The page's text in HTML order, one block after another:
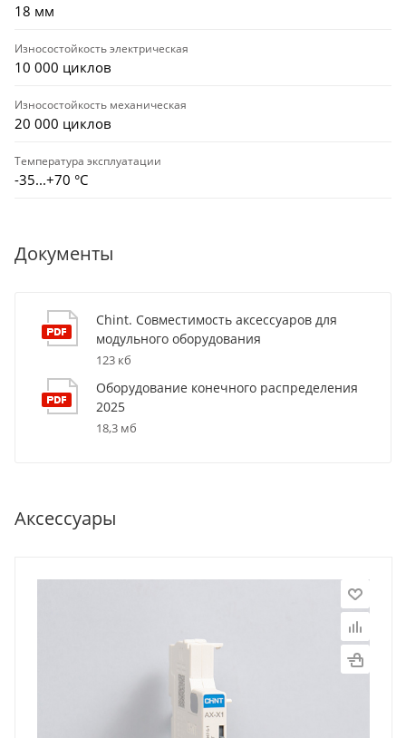
18 мм
Износостойкость электрическая
10 000 циклов
Износостойкость механическая
20 000 циклов
Температура эксплуатации
-35...+70 °С
Документы
Chint. Совместимость аксессуаров для
модульного оборудования
123 кб
Оборудование конечного распределения
2025
18,3 мб
Аксессуары